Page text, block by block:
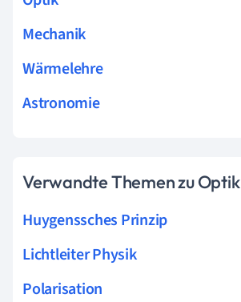
Mechanik
Wärmelehre
Astronomie
Verwandte Themen zu Optik
Huygenssches Prinzip
Lichtleiter Physik
Polarisation